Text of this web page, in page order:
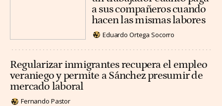
a sus compañeros cuando
hacen las mismas labores
Eduardo Ortega Socorro
Regularizar inmigrantes recupera el empleo
veraniego y permite a Sánchez presumir de
mercado laboral
Fernando Pastor